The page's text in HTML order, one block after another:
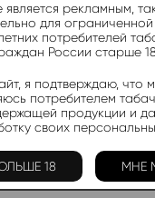
дешевле
2000+
и акции каждые
Подписаться
рекламным,
для
потребителей
России старше
я подтверждаю, что
потребителем
продукции и
своих
18 МНЕ